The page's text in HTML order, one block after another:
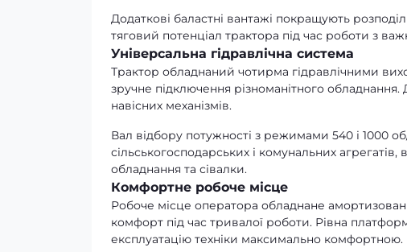
Додаткові баластні вантажі покращують
тяговий потенціал трактора під час роботи з
Універсальна гідравлічна система
Трактор обладнаний чотирма гідравлічними
зручне підключення різноманітного
навісних механізмів.
Вал відбору потужності з режимами 540 і 1000
сільськогосподарських і комунальних
обладнання та сівалки.
Комфортне робоче місце
Робоче місце оператора обладнане
комфорт під час тривалої роботи. Рівна
експлуатацію техніки максимально комфортною.